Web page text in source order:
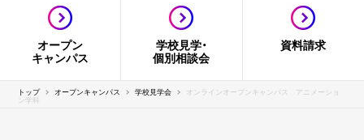
オープン
キャンパス
学校見学・
個別相談会
資料請求
トップ オープンキャンパス 学校見学会 オンラインオープンキャンパス アニメーショ
ン学科